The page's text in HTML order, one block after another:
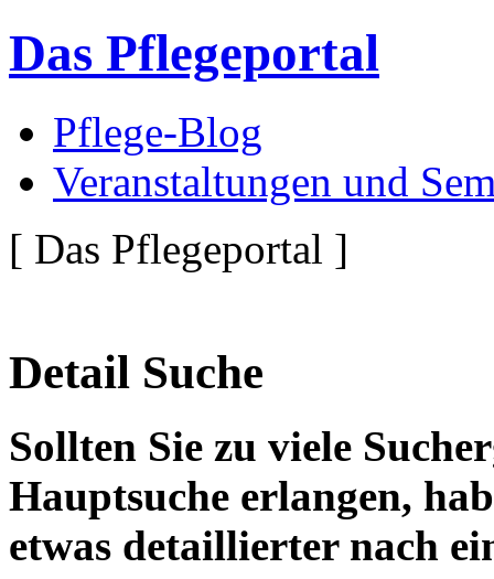
Das Pflegeportal
Pflege-Blog
Veranstaltungen und
[ Das Pflegeportal ]
Detail Suche
Sollten Sie zu viele
Hauptsuche erlangen,
etwas detaillierter nach